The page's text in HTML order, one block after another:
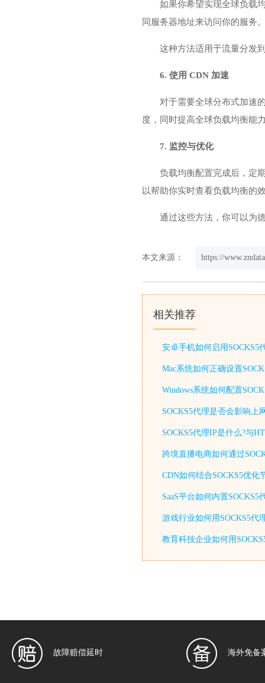
如果你希望实现全球负载
同服务器地址来访问你的服务
这种方法适用于流量分发
6. 使用 CDN 加速
对于需要全球分布式加速
度，同时提高全球负载均衡能
7. 监控与优化
负载均衡配置完成后，定
以帮助你实时查看负载均衡的
通过这些方法，你可以为
本文来源： https://
相关推荐
安卓手机如何启用SOCKS5
Mac系统如何正确设置
Windows系统如何配置
SOCKS5代理是否会影响上
SOCKS5代理IP是什么?与
跨境直播电商如何通过
CDN如何结合SOCKS5优
SaaS平台如何内置
游戏行业如何用SOCKS5代
教育科技企业如何用
故障赔偿延时 海外免备